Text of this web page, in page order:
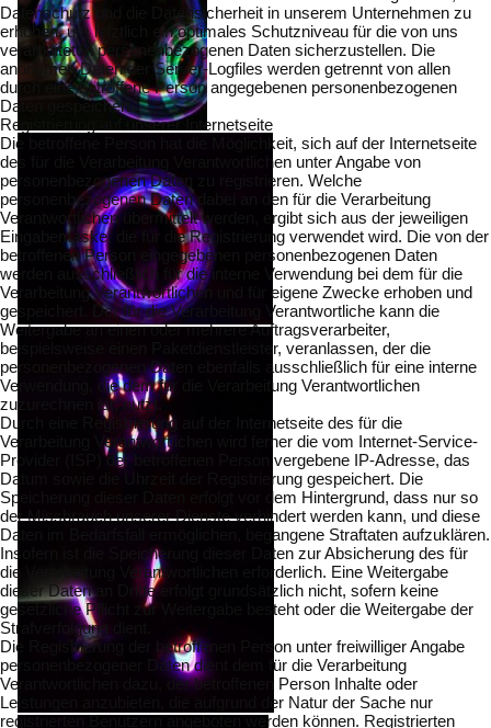
Datenschutz und die Datensicherheit in unserem Unternehmen zu
erhöhen, um letztlich ein optimales Schutzniveau für die von uns
verarbeiteten personenbezogenen Daten sicherzustellen. Die
anonymen Daten der Server-Logfiles werden getrennt von allen
durch eine betroffene Person angegebenen personenbezogenen
Daten gespeichert.
Registrierung auf unserer Internetseite
Die betroffene Person hat die Möglichkeit, sich auf der Internetseite
des für die Verarbeitung Verantwortlichen unter Angabe von
personenbezogenen Daten zu registrieren. Welche
personenbezogenen Daten dabei an den für die Verarbeitung
Verantwortlichen übermittelt werden, ergibt sich aus der jeweiligen
Eingabemaske, die für die Registrierung verwendet wird. Die von der
betroffenen Person eingegebenen personenbezogenen Daten
werden ausschließlich für die interne Verwendung bei dem für die
Verarbeitung Verantwortlichen und für eigene Zwecke erhoben und
gespeichert. Der für die Verarbeitung Verantwortliche kann die
Weitergabe an einen oder mehrere Auftragsverarbeiter,
beispielsweise einen Paketdienstleister, veranlassen, der die
personenbezogenen Daten ebenfalls ausschließlich für eine interne
Verwendung, die dem für die Verarbeitung Verantwortlichen
zuzurechnen ist, nutzt.
Durch eine Registrierung auf der Internetseite des für die
Verarbeitung Verantwortlichen wird ferner die vom Internet-Service-
Provider (ISP) der betroffenen Person vergebene IP-Adresse, das
Datum sowie die Uhrzeit der Registrierung gespeichert. Die
Speicherung dieser Daten erfolgt vor dem Hintergrund, dass nur so
der Missbrauch unserer Dienste verhindert werden kann, und diese
Daten im Bedarfsfall ermöglichen, begangene Straftaten aufzuklären.
Insofern ist die Speicherung dieser Daten zur Absicherung des für
die Verarbeitung Verantwortlichen erforderlich. Eine Weitergabe
dieser Daten an Dritte erfolgt grundsätzlich nicht, sofern keine
gesetzliche Pflicht zur Weitergabe besteht oder die Weitergabe der
Strafverfolgung dient.
Die Registrierung der betroffenen Person unter freiwilliger Angabe
personenbezogener Daten dient dem für die Verarbeitung
Verantwortlichen dazu, der betroffenen Person Inhalte oder
Leistungen anzubieten, die aufgrund der Natur der Sache nur
registrierten Benutzern angeboten werden können. Registrierten